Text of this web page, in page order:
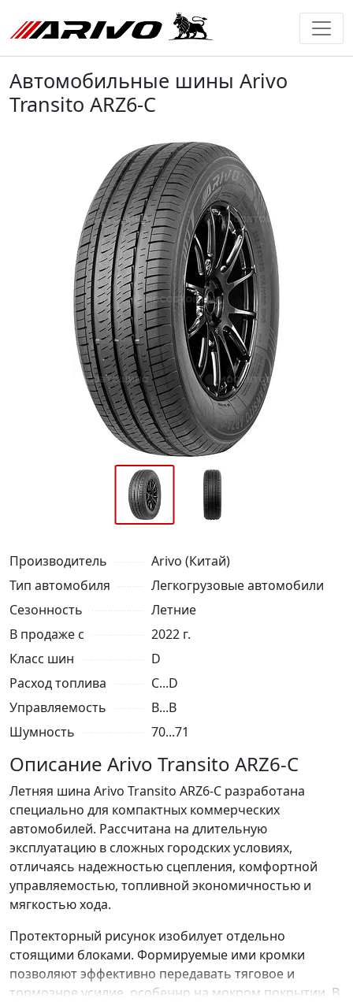
Автомобильные шины Arivo
Transito ARZ6-C
Производитель
Arivo (Китай)
Тип автомобиля
Легкогрузовые автомобили
Сезонность
Летние
В продаже с
2022 г.
Класс шин
D
Расход топлива
C...D
Управляемость
B...B
Шумность
70...71
Описание Arivo Transito ARZ6-C
Летняя шина Arivo Transito ARZ6-C разработана
специально для компактных коммерческих
автомобилей. Рассчитана на длительную
эксплуатацию в сложных городских условиях,
отличаясь надежностью сцепления, комфортной
управляемостью, топливной экономичностью и
мягкостью хода.
Протекторный рисунок изобилует отдельно
стоящими блоками. Формируемые ими кромки
позволяют эффективно передавать тяговое и
тормозное усилие, особенно на мокром покрытии. В